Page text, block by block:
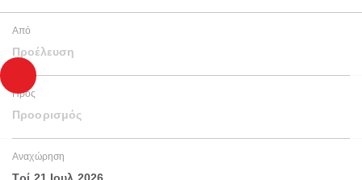
Από
Προέλευση
Προς
Προορισμός
Αναχώρηση